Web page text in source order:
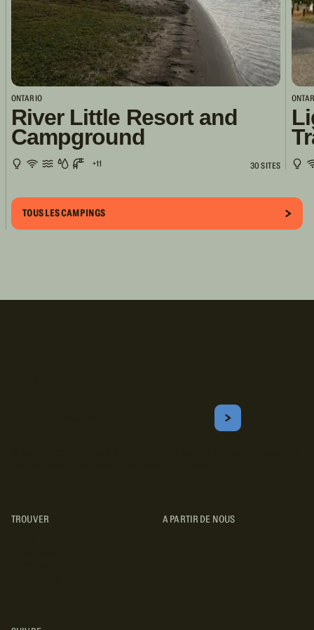
ONTARIO
River Little Resort and
Campground
+11 30 SITES
TOUS LES CAMPINGS
S'ABONNER
TROUVER
A PARTIR DE NOUS